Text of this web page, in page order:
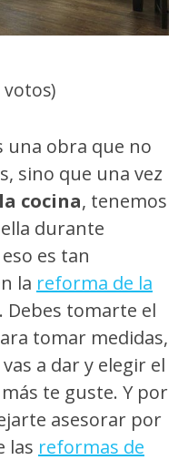
votos)
una obra que no
sino que una vez
cocina, tenemos
durante
es tan
la reforma de la
Debes tomarte el
tomar medidas,
a dar y elegir el
te guste. Y por
asesorar por
las reformas de